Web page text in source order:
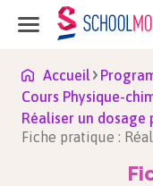
Accueil
Cours Physique-
Réaliser un
Fiche pratique :